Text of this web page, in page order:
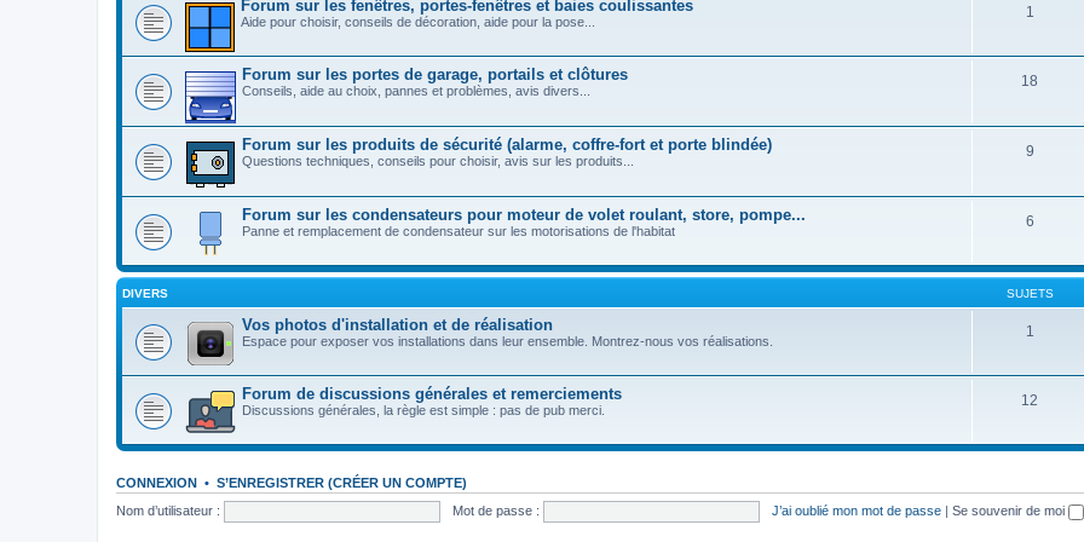
Forum sur les fenêtres, portes-fenêtres et baies coulissantes
Aide pour choisir, conseils de décoration, aide pour la pose...
1
Forum sur les portes de garage, portails et clôtures
Conseils, aide au choix, pannes et problèmes, avis divers...
18
Forum sur les produits de sécurité (alarme, coffre-fort et porte blindée)
Questions techniques, conseils pour choisir, avis sur les produits...
9
Forum sur les condensateurs pour moteur de volet roulant, store, pompe...
Panne et remplacement de condensateur sur les motorisations de l'habitat
6
DIVERS SUJETS
Vos photos d'installation et de réalisation
Espace pour exposer vos installations dans leur ensemble. Montrez-nous vos réalisations.
1
Forum de discussions générales et remerciements
Discussions générales, la règle est simple : pas de pub merci.
12
CONNEXION • S’ENREGISTRER (CRÉER UN COMPTE)
Nom d’utilisateur :
Mot de passe : J’ai oublié mon mot de passe | Se souvenir de moi